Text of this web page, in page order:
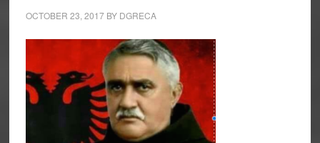
OCTOBER 23, 2017BY DGRECA